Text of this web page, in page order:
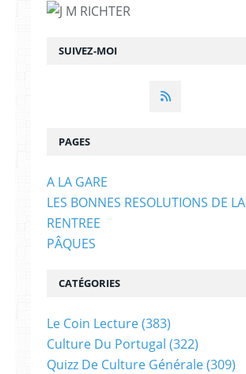
SUIVEZ-MOI
PAGES
A LA GARE
LES BONNES RESOLUTIONS DE LA
RENTREE
PÂQUES
CATÉGORIES
Le Coin Lecture(383)
Culture Du Portugal (322)
Quizz De Culture Générale(309)